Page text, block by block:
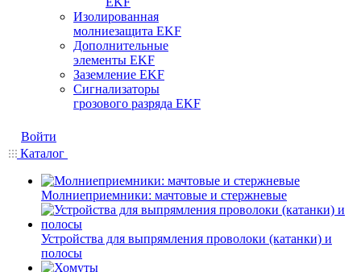
Изолированная
молниезащита EKF
Дополнительные
элементы EKF
Заземление EKF
Сигнализаторы
грозового разряда EKF
Войти
Каталог
Молниеприемники: мачтовые и стержневые
Устройства для выпрямления проволоки (катанки) и
полосы